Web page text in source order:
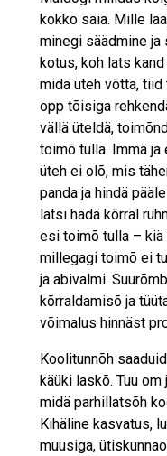
kokko saia. Mille
minegi säädmine
kotus, koh lats
midä üteh võtta, tiid
opp tõisiga
vällä üteldä,
toimõ tulla. Immä ja
üteh ei olõ, mis
panda ja hindä
latsi hädä kõrral
esi toimõ tulla –
millegagi toimõ ei
ja abivalmi.
kõrraldamisõ ja
võimalus hinnäst
Koolitunnõh
käüki laskõ. Tuu
midä parhillatsõh
Kihäline kasvatus,
muusiga,